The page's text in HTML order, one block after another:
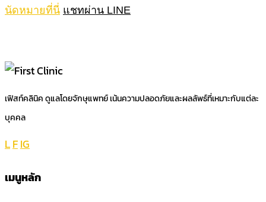
นัดหมายที่นี่ แชทผ่าน LINE
เฟิสท์คลินิค ดูแลโดยจักษุแพทย์ เน้นความปลอดภัยและผลลัพธ์ที่เหมาะกับแต่ละ
บุคคล
LFIG
เมนูหลัก